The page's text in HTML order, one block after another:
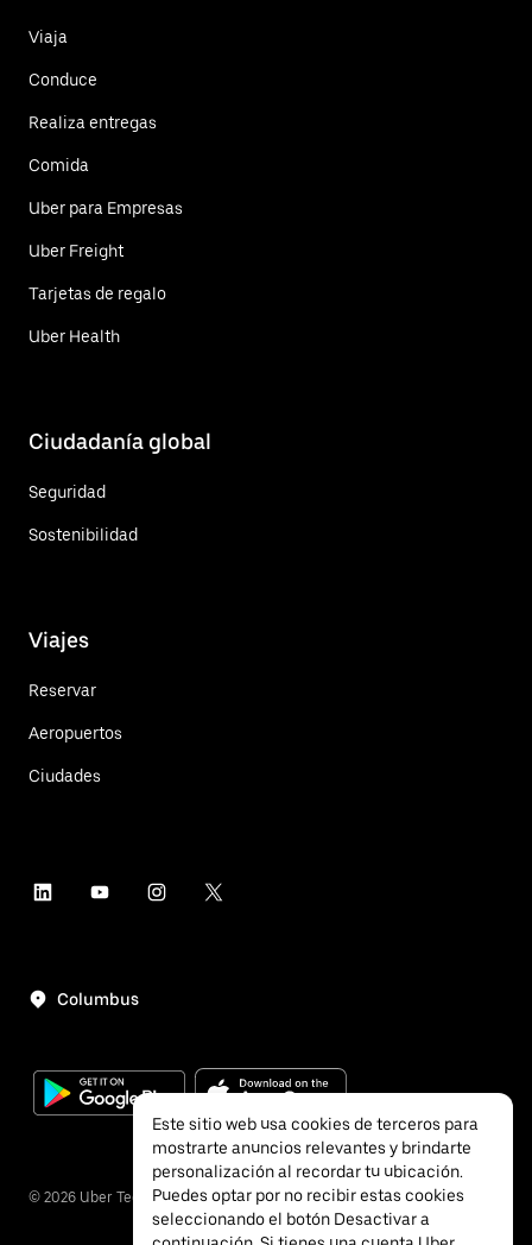
Viaja
Conduce
Realiza entregas
Comida
Uber para Empresas
Uber Freight
Tarjetas de regalo
Uber Health
Ciudadanía global
Seguridad
Sostenibilidad
Viajes
Reservar
Aeropuertos
Ciudades
Columbus
© 2026 Uber Technologies, Inc.
Este sitio web usa cookies de terceros para
mostrarte anuncios relevantes y brindarte
personalización al recordar tu ubicación.
Puedes optar por no recibir estas cookies
seleccionando el botón Desactivar a